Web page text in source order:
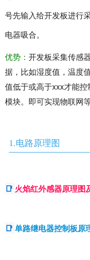
号先输入给开发板进行
电器吸合。
优势： 开发板采集传感
据，比如湿度值，温度
值低于或高于xxx才能
模块。即可实现物联网
1.电路原理图
📑 火焰红外感器原理图
📑 单路继电器控制板原